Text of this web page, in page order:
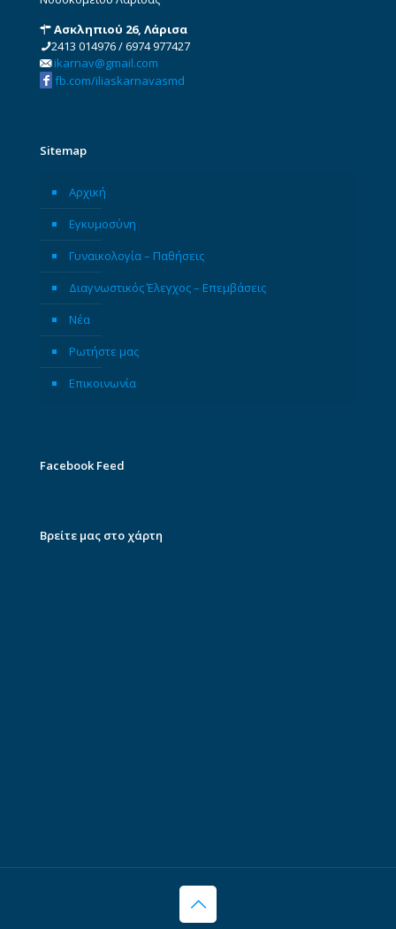
Ασκληπιού 26, Λάρισα
2413 014976/6974 977427
ikarnav@gmail.com
fb.com/iliaskarnavasmd
Sitemap
Αρχική
Εγκυμοσύνη
Γυναικολογία – Παθήσεις
Διαγνωστικός Έλεγχος – Επεμβάσεις
Νέα
Ρωτήστε μας
Επικοινωνία
Facebook Feed
Βρείτε μας στο χάρτη